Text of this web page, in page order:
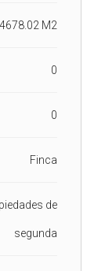
M2
0
0
Finca
de
segunda